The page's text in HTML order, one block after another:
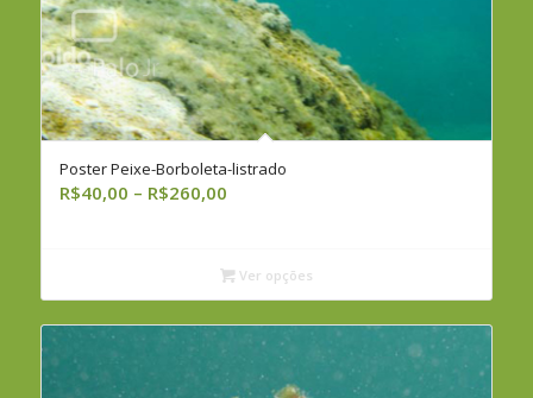
Poster Peixe-Borboleta-listrado
R$40,00 – R$260,00Faixa
R$40,00
através
R$260,00
Ver opções